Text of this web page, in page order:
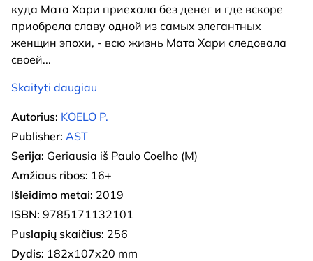
куда Мата Хари приехала без денег и где вскоре
приобрела славу одной из самых элегантных
женщин эпохи, - всю жизнь Мата Хари следовала
своей...
Skaityti daugiau
Autorius: KOELO P.
Publisher: AST
Serija: Geriausia iš Paulo Coelho (M)
Amžiaus ribos: 16+
Išleidimo metai: 2019
ISBN: 9785171132101
Puslapių skaičius: 256
Dydis: 182x107x20 mm